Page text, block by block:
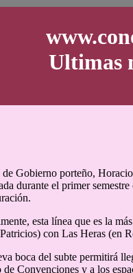
Ultimas
Gobierno porteño,
durante el primer
esta línea que es la
con Las Heras (en
boca del subte permitirá
de Convenciones y a los